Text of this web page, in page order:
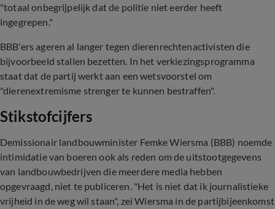
"totaal onbegrijpelijk dat de politie niet eerder heeft
ingegrepen."
BBB'ers ageren al langer tegen dierenrechtenactivisten die
bijvoorbeeld stallen bezetten. In het verkiezingsprogramma
staat dat de partij werkt aan een wetsvoorstel om
"dierenextremisme strenger te kunnen bestraffen".
Stikstofcijfers
Demissionair landbouwminister Femke Wiersma (BBB) noemde
intimidatie van boeren ook als reden om de uitstootgegevens
van landbouwbedrijven die meerdere media hebben
opgevraagd, niet te publiceren. "Het is niet dat ik journalistieke
vrijheid in de weg wil staan", zei Wiersma in de partijbijeenkomst